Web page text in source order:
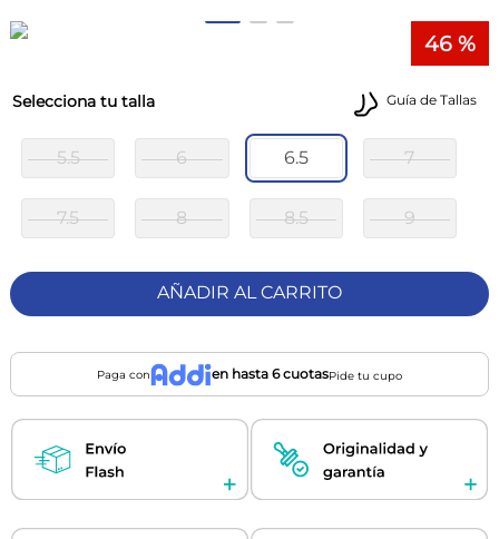
46 %
Guía de Tallas
talla
5.5 6 6.5 7
7.5 8 8.5 9
AÑADIR AL CARRITO
Paga con en hasta 6 cuotasPide tu cupo